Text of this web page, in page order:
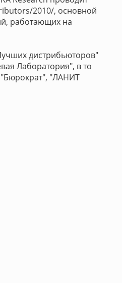
2010/, основной
работающих на
дистрибьюторов"
Лаборатория", в то
"Бюрократ", "ЛАНИТ